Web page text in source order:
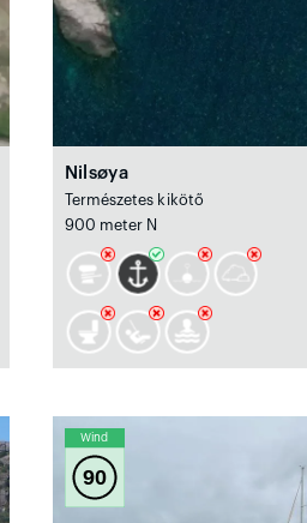
Nilsøya
Természetes kikötő
900 meter N
Wind
90